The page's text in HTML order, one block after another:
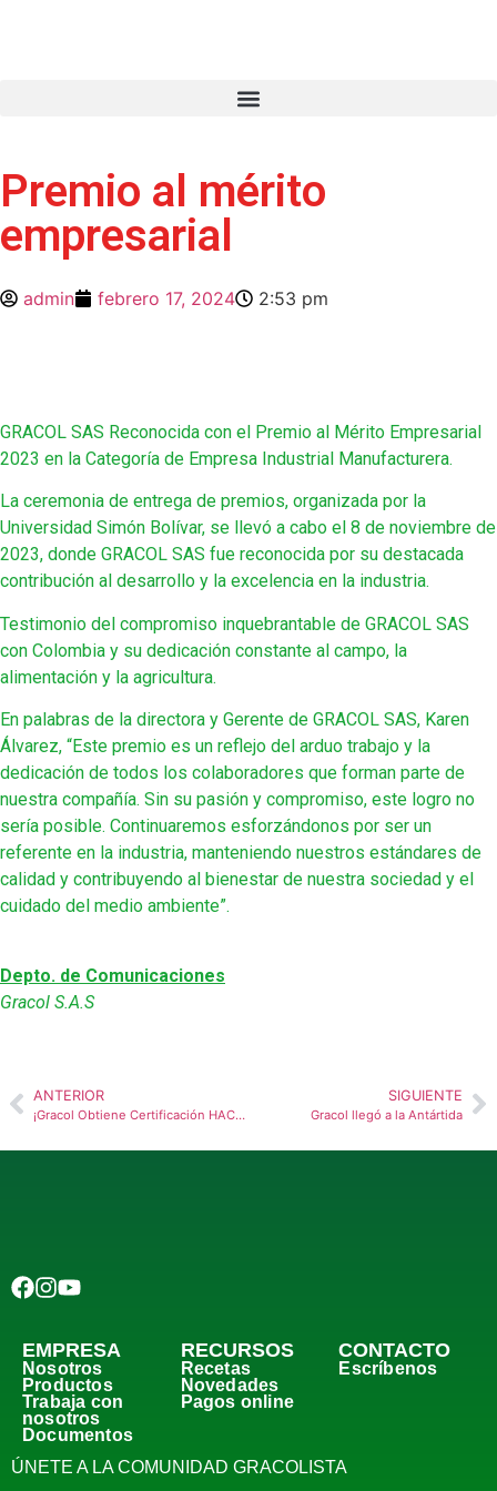
Premio al mérito
empresarial
admin febrero 17, 2024 2:53 pm
GRACOL SAS Reconocida con el Premio al Mérito Empresarial
2023 en la Categoría de Empresa Industrial Manufacturera.
La ceremonia de entrega de premios, organizada por la
Universidad Simón Bolívar, se llevó a cabo el 8 de noviembre de
2023, donde GRACOL SAS fue reconocida por su destacada
contribución al desarrollo y la excelencia en la industria.
Testimonio del compromiso inquebrantable de GRACOL SAS
con Colombia y su dedicación constante al campo, la
alimentación y la agricultura.
En palabras de la directora y Gerente de GRACOL SAS, Karen
Álvarez, “Este premio es un reflejo del arduo trabajo y la
dedicación de todos los colaboradores que forman parte de
nuestra compañía. Sin su pasión y compromiso, este logro no
sería posible. Continuaremos esforzándonos por ser un
referente en la industria, manteniendo nuestros estándares de
calidad y contribuyendo al bienestar de nuestra sociedad y el
cuidado del medio ambiente”.
Depto. de Comunicaciones
Gracol S.A.S
ANTERIOR
¡Gracol Obtiene Certificación HACCP y BPM!
SIGUIENTE
Gracol llegó a la Antártida
EMPRESA
Nosotros
Productos
Trabaja con
nosotros
Documentos
RECURSOS
Recetas
Novedades
Pagos online
CONTACTO
Escríbenos
ÚNETE A LA COMUNIDAD GRACOLISTA